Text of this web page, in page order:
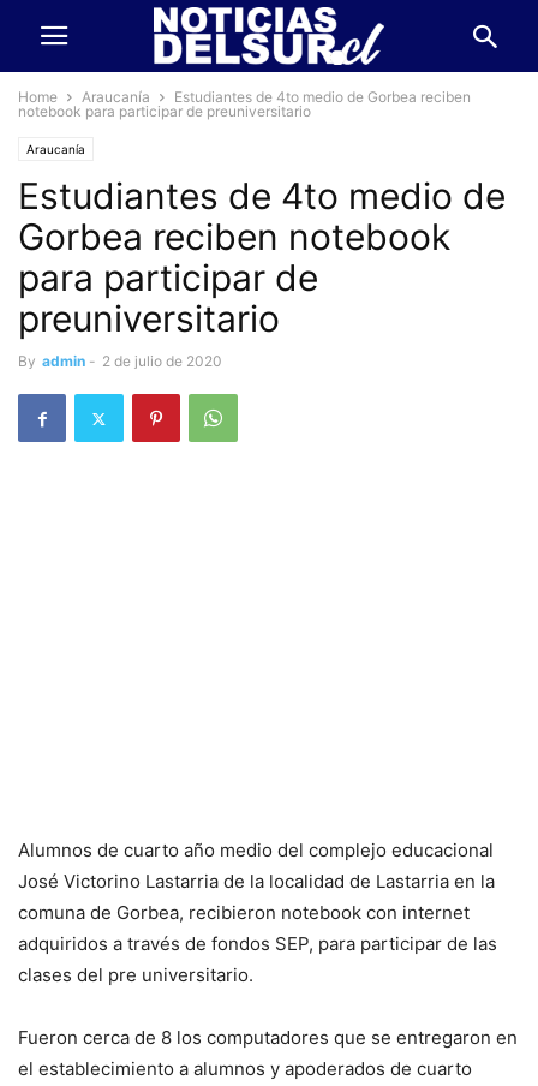
Home Araucanía
Estudiantes de 4to medio de Gorbea reciben
notebook para participar de preuniversitario
Araucanía
Estudiantes de 4to medio de
Gorbea reciben notebook
para participar de
preuniversitario
By admin - 2 de julio de 2020
Alumnos de cuarto año medio del complejo educacional
José Victorino Lastarria de la localidad de Lastarria en la
comuna de Gorbea, recibieron notebook con internet
adquiridos a través de fondos SEP, para participar de las
clases del pre universitario.
Fueron cerca de 8 los computadores que se entregaron en
el establecimiento a alumnos y apoderados de cuarto